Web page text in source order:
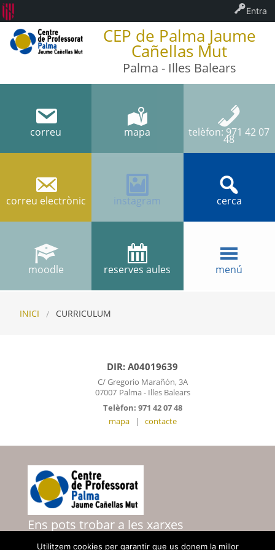
CEP de Palma Jaume
Cañellas Mut
Palma - Illes Balears
correu mapa telèfon: 971 42 07
48
correu electrònic instagram cerca
moodle reserves aules menú
INICI CURRICULUM
DIR: A04019639
C/ Gregorio Marañón, 3A
07007 Palma - Illes Balears
Telèfon: 971 42 07 48
mapa
| contacte
Ens pots trobar a les xarxes
Entra
Utilitzem cookies per garantir que us donem la millor